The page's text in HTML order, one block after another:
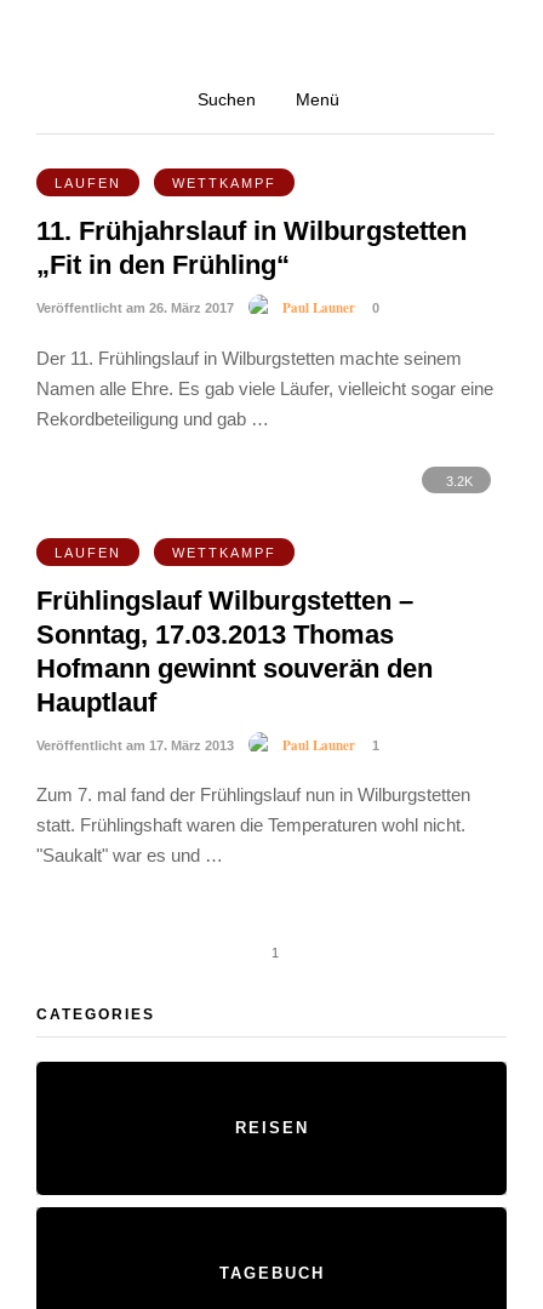
Suchen Menü
LAUFEN WETTKAMPF
11. Frühjahrslauf in Wilburgstetten
„Fit in den Frühling“
Veröffentlicht am 26. März 2017 Paul Launer 0
Der 11. Frühlingslauf in Wilburgstetten machte seinem
Namen alle Ehre. Es gab viele Läufer, vielleicht sogar eine
Rekordbeteiligung und gab …
3.2K
LAUFEN WETTKAMPF
Frühlingslauf Wilburgstetten –
Sonntag, 17.03.2013 Thomas
Hofmann gewinnt souverän den
Hauptlauf
Veröffentlicht am 17. März 2013 Paul Launer 1
Zum 7. mal fand der Frühlingslauf nun in Wilburgstetten
statt. Frühlingshaft waren die Temperaturen wohl nicht.
"Saukalt" war es und …
1
CATEGORIES
REISEN
TAGEBUCH